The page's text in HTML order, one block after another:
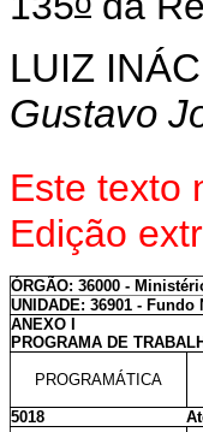
LUIZ
Gustavo
Este texto
Edição
ÓRGÃO: 36000 -
UNIDADE: 36901 -
ANEXO I
PROGRAMA DE
PROGRAMÁTICA
5018